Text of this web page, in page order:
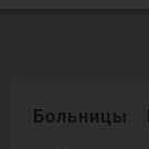
Больницы